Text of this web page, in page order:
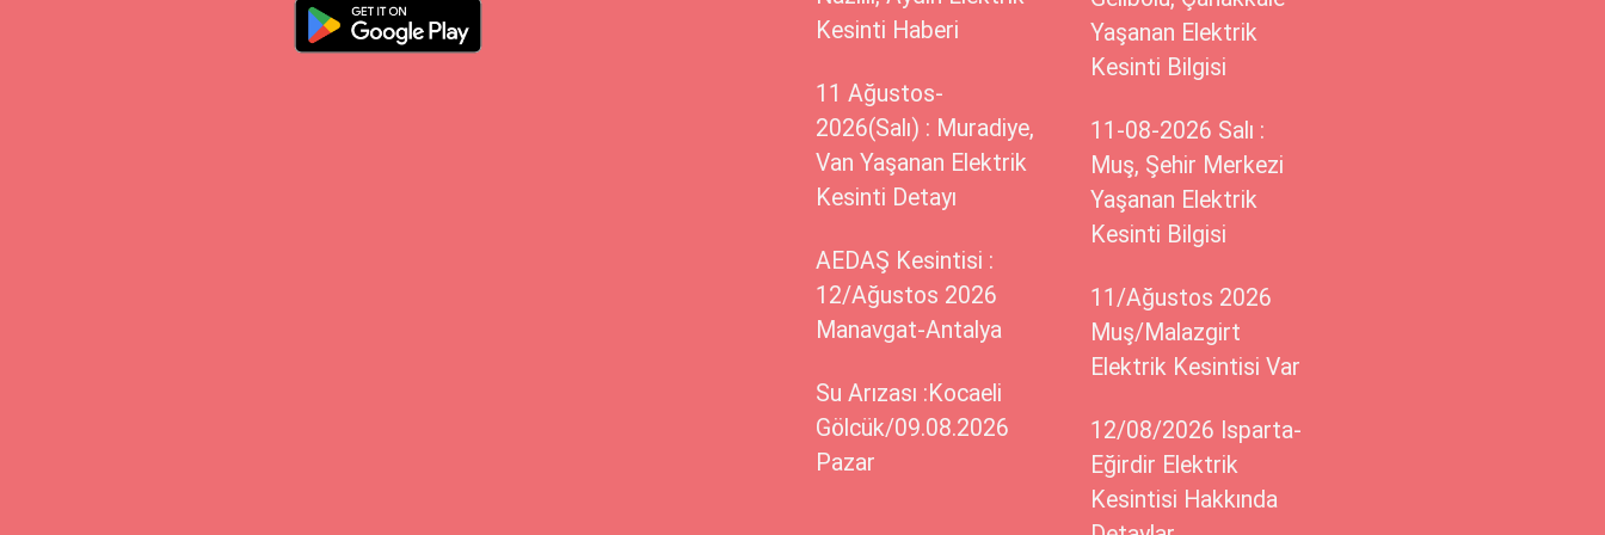
Kesinti Haberi
11 Ağustos-
2026(Salı) : Muradiye,
Van Yaşanan Elektrik
Kesinti Detayı
AEDAŞ Kesintisi :
12/Ağustos 2026
Manavgat-Antalya
Su Arızası :Kocaeli
Gölcük/09.08.2026
Pazar
Yaşanan Elektrik
Kesinti Bilgisi
11-08-2026 Salı :
Muş, Şehir Merkezi
Yaşanan Elektrik
Kesinti Bilgisi
11/Ağustos 2026
Muş/Malazgirt
Elektrik Kesintisi Var
12/08/2026 Isparta-
Eğirdir Elektrik
Kesintisi Hakkında